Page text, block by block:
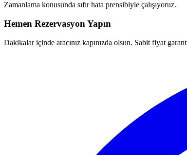
Zamanlama konusunda sıfır hata prensibiyle çalışıyoruz.
Hemen Rezervasyon Yapın
Dakikalar içinde aracınız kapınızda olsun. Sabit fiyat